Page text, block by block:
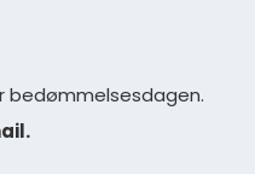
bedømmelsesdagen.